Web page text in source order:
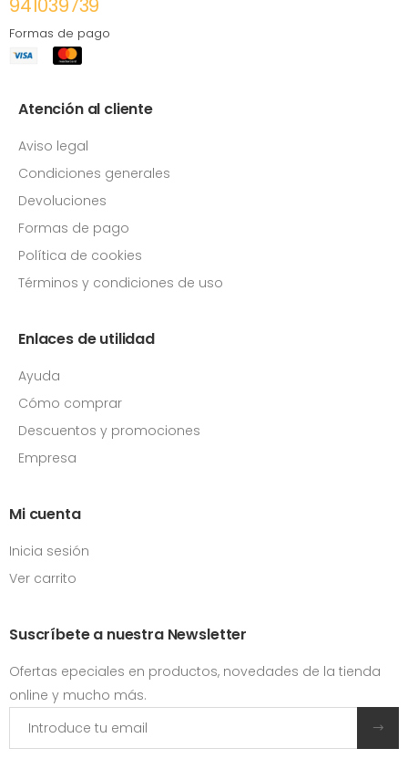
941039739
Formas de pago
Atención al cliente
Aviso legal
Condiciones generales
Devoluciones
Formas de pago
Política de cookies
Términos y condiciones de uso
Enlaces de utilidad
Ayuda
Cómo comprar
Descuentos y promociones
Empresa
Mi cuenta
Inicia sesión
Ver carrito
Suscríbete a nuestra Newsletter
Ofertas epeciales en productos, novedades de la tienda
online y mucho más.